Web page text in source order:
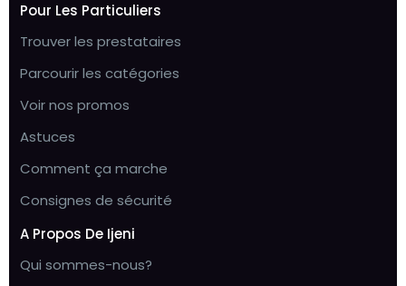
Pour Les Particuliers
Trouver les prestataires
Parcourir les catégories
Voir nos promos
Astuces
Comment ça marche
Consignes de sécurité
A Propos De Ijeni
Qui sommes-nous?